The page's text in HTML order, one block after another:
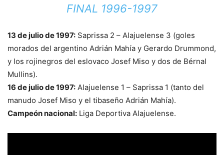
FINAL 1996-1997
13 de julio de 1997: Saprissa 2 – Alajuelense 3 (goles
morados del argentino Adrián Mahía y Gerardo Drummond,
y los rojinegros del eslovaco Josef Miso y dos de Bérnal
Mullins).
16 de julio de 1997: Alajuelense 1 – Saprissa 1 (tanto del
manudo Josef Miso y el tibaseño Adrián Mahía).
Campeón nacional: Liga Deportiva Alajuelense.